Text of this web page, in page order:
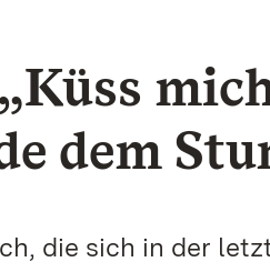
dem
die sich in der